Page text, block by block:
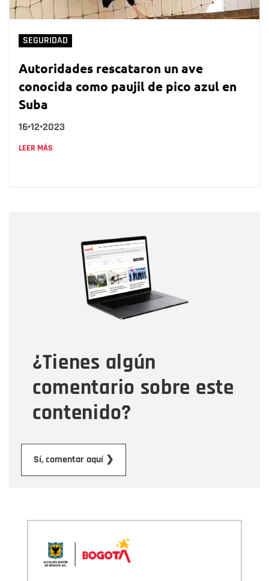
SEGURIDAD
Autoridades rescataron un ave
conocida como paujil de pico azul en
Suba
16•12•2023
LEER MÁS
¿Tienes algún
comentario sobre este
contenido?
Sí, comentar aquí ❯
Correo electrónico
Tipo de comentario
Mensaje